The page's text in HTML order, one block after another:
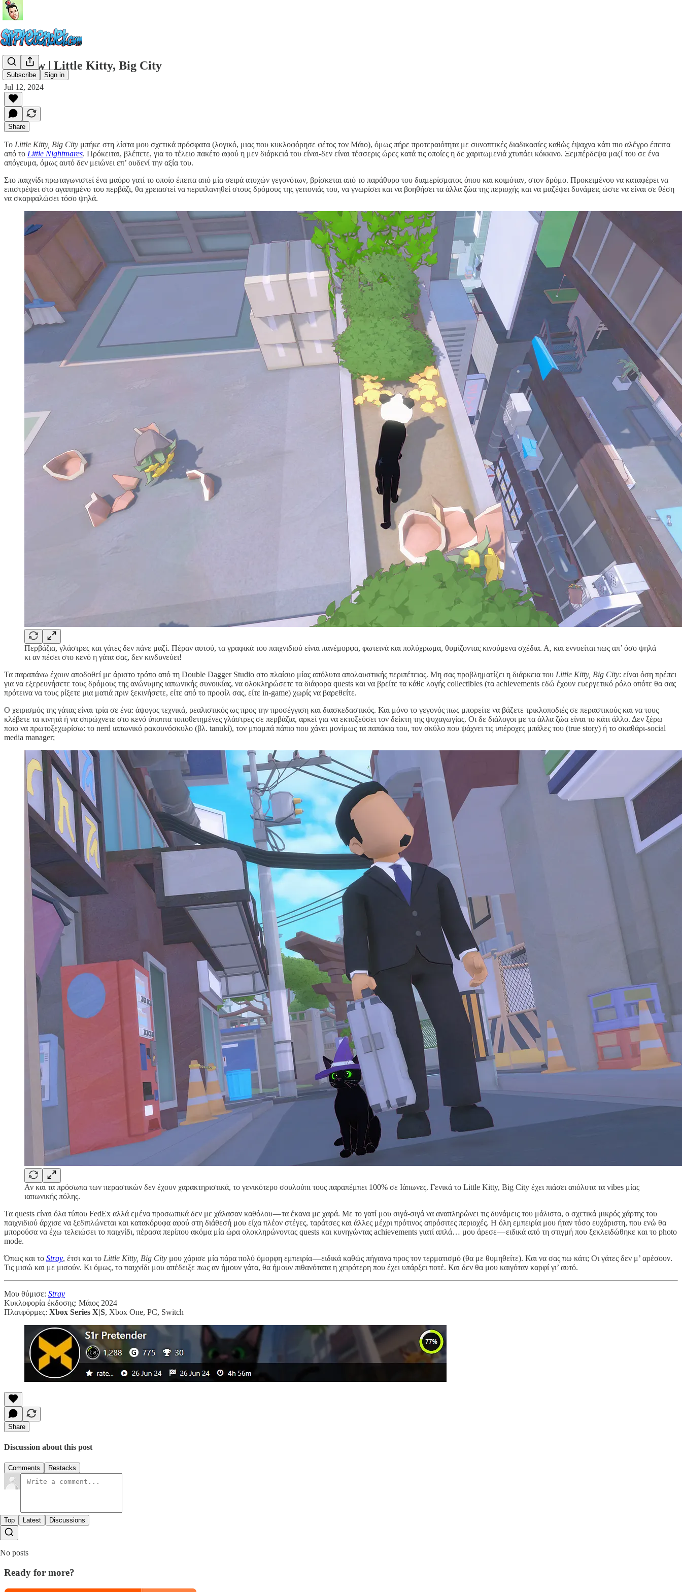
Subscribe Sign in
#review | Little Kitty, Big City
Jul 12, 2024
Share
Το Little Kitty, Big City μπήκε στη λίστα μου σχετικά πρόσφατα (λογικό, μιας που κυκλοφόρησε φέτος τον Μάιο), όμως πήρε προτεραιότητα με συνοπτικές διαδικασίες καθώς έψαχνα κάτι πιο αλέγρο έπειτα
από το Little Nightmares. Πρόκειται, βλέπετε, για το τέλειο πακέτο αφού η μεν διάρκειά του είναι-δεν είναι τέσσερις ώρες κατά τις οποίες η δε χαριτωμενιά χτυπάει κόκκινο. Ξεμπέρδεψα μαζί του σε ένα
απόγευμα, όμως αυτό δεν μειώνει επ’ ουδενί την αξία του.
Στο παιχνίδι πρωταγωνιστεί ένα μαύρο γατί το οποίο έπειτα από μία σειρά ατυχών γεγονότων, βρίσκεται από το παράθυρο του διαμερίσματος όπου και κοιμόταν, στον δρόμο. Προκειμένου να καταφέρει να
επιστρέψει στο αγαπημένο του περβάζι, θα χρειαστεί να περιπλανηθεί στους δρόμους της γειτονιάς του, να γνωρίσει και να βοηθήσει τα άλλα ζώα της περιοχής και να μαζέψει δυνάμεις ώστε να είναι σε θέση
να σκαρφαλώσει τόσο ψηλά.
Περβάζια, γλάστρες και γάτες δεν πάνε μαζί. Πέραν αυτού, τα γραφικά του παιχνιδιού είναι πανέμορφα, φωτεινά και πολύχρωμα, θυμίζοντας κινούμενα σχέδια. Α, και εννοείται πως απ’ όσο ψηλά
κι αν πέσει στο κενό η γάτα σας, δεν κινδυνεύει!
Τα παραπάνω έχουν αποδοθεί με άριστο τρόπο από τη Double Dagger Studio στο πλαίσιο μίας απόλυτα απολαυστικής περιπέτειας. Μη σας προβληματίζει η διάρκεια του Little Kitty, Big City: είναι όση πρέπει
για να εξερευνήσετε τους δρόμους της ανώνυμης ιαπωνικής συνοικίας, να ολοκληρώσετε τα διάφορα quests και να βρείτε τα κάθε λογής collectibles (τα achievements εδώ έχουν ευεργετικό ρόλο οπότε θα σας
πρότεινα να τους ρίξετε μια ματιά πριν ξεκινήσετε, είτε από το προφίλ σας, είτε in-game) χωρίς να βαρεθείτε.
Ο χειρισμός της γάτας είναι τρία σε ένα: άψογος τεχνικά, ρεαλιστικός ως προς την προσέγγιση και διασκεδαστικός. Και μόνο το γεγονός πως μπορείτε να βάζετε τρικλοποδιές σε περαστικούς και να τους
κλέβετε τα κινητά ή να σπρώχνετε στο κενό ύποπτα τοποθετημένες γλάστρες σε περβάζια, αρκεί για να εκτοξεύσει τον δείκτη της ψυχαγωγίας. Οι δε διάλογοι με τα άλλα ζώα είναι το κάτι άλλο. Δεν ξέρω
ποιο να πρωτοξεχωρίσω: το nerd ιαπωνικό ρακουνόσκυλο (βλ. tanuki), τον μπαμπά πάπιο που χάνει μονίμως τα παπάκια του, τον σκύλο που ψάχνει τις υπέροχες μπάλες του (true story) ή το σκαθάρι-social
media manager;
Αν και τα πρόσωπα των περαστικών δεν έχουν χαρακτηριστικά, το γενικότερο σουλούπι τους παραπέμπει 100% σε Ιάπωνες. Γενικά το Little Kitty, Big City έχει πιάσει απόλυτα τα vibes μίας
ιαπωνικής πόλης.
Τα quests είναι όλα τύπου FedEx αλλά εμένα προσωπικά δεν με χάλασαν καθόλου — τα έκανα με χαρά. Με το γατί μου σιγά-σιγά να αναπληρώνει τις δυνάμεις του μάλιστα, ο σχετικά μικρός χάρτης του
παιχνιδιού άρχισε να ξεδιπλώνεται και κατακόρυφα αφού στη διάθεσή μου είχα πλέον στέγες, ταράτσες και άλλες μέχρι πρότινος απρόσιτες περιοχές. Η όλη εμπειρία μου ήταν τόσο ευχάριστη, που ενώ θα
μπορούσα να έχω τελειώσει το παιχνίδι, πέρασα περίπου ακόμα μία ώρα ολοκληρώνοντας quests και κυνηγώντας achievements γιατί απλά… μου άρεσε — ειδικά από τη στιγμή που ξεκλειδώθηκε και το photo
mode.
Όπως και το Stray, έτσι και το Little Kitty, Big City μου χάρισε μία πάρα πολύ όμορφη εμπειρία — ειδικά καθώς πήγαινα προς τον τερματισμό (θα με θυμηθείτε). Και να σας πω κάτι; Οι γάτες δεν μ’ αρέσουν.
Τις μισώ και με μισούν. Κι όμως, το παιχνίδι μου απέδειξε πως αν ήμουν γάτα, θα ήμουν πιθανότατα η χειρότερη που έχει υπάρξει ποτέ. Και δεν θα μου καιγόταν καρφί γι’ αυτό.
Μου θύμισε: Stray
Κυκλοφορία έκδοσης: Μάιος 2024
Πλατφόρμες: Xbox Series X|S, Xbox One, PC, Switch
Share
Discussion about this post
Comments Restacks
Top Latest Discussions
No posts
Ready for more?